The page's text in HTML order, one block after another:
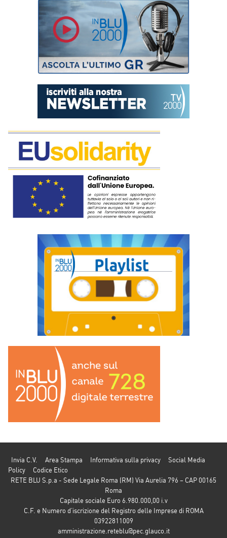
Invia C.V. Area Stampa Informativa sulla privacy
Social Media
Policy
Codice Etico
RETE BLU S.p.a - Sede Legale Roma (RM) Via Aurelia 796 – CAP 00165
Roma
Capitale sociale Euro 6.980.000,00 i.v
C.F. e Numero d’iscrizione del Registro delle Imprese di ROMA
03922811009
amministrazione.reteblu@pec.glauco.it